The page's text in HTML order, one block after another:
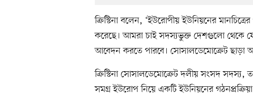
ক্রিস্টিনা বলেন, ‘ইউরোপীয় ইউনিয়নের
করেছে। আমরা চাই সদস্যভুক্ত দেশগুলো থেকে
আবেদন করতে পারবে। সোসালডেমোক্রেট ছাড়া
ক্রিস্টিনা সোসালডেমোক্রেট দলীয় সংসদ সদস্য,
সমগ্র ইউরোপ নিয়ে একটি ইউনিয়নের